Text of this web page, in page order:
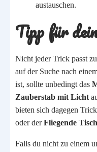
austauschen.
Tipp für
Nicht jeder Trick passt
auf der Suche nach
ist, sollte unbedingt das
Zauberstab mit Licht
bieten sich dagegen
oder derFliegende Tisch
Falls du nicht zu einem